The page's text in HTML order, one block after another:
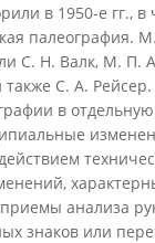
в 1950-е гг., в
палеография.
С. Н. Валк, М. П.
также С. А.
в
анализа
знаков или